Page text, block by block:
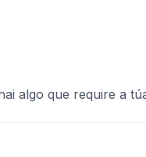
algo que require a